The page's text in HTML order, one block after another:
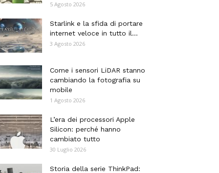
5 Agosto 2026
Starlink e la sfida di portare
internet veloce in tutto il...
3 Agosto 2026
Come i sensori LiDAR stanno
cambiando la fotografia su
mobile
1 Agosto 2026
L’era dei processori Apple
Silicon: perché hanno
cambiato tutto
30 Luglio 2026
Storia della serie ThinkPad: